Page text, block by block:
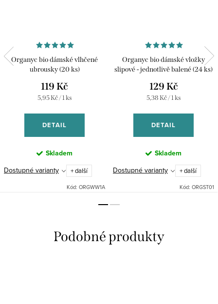
Organyc bio dámské vlhčené
ubrousky (20 ks)
119 Kč
Měrná
5,95 Kč / 1 ks
DETAIL
Skladem
Dostupné varianty + další
Kód: ORGWW1A
Organyc bio dámské vložky
slipové - jednotlivě balené (24 ks)
129 Kč
Měrná
5,38 Kč / 1 ks
DETAIL
Skladem
Dostupné varianty + další
Kód: ORGST01